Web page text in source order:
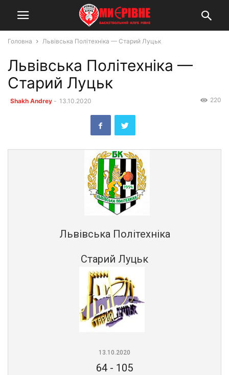
Головна Львівська Політехніка — Старий Луцьк
Львівська Політехніка —
Старий Луцьк
Shakh Andrey - 13.10.2020 220
Львівська Політехніка
Старий Луцьк
13.10.2020
64 - 105